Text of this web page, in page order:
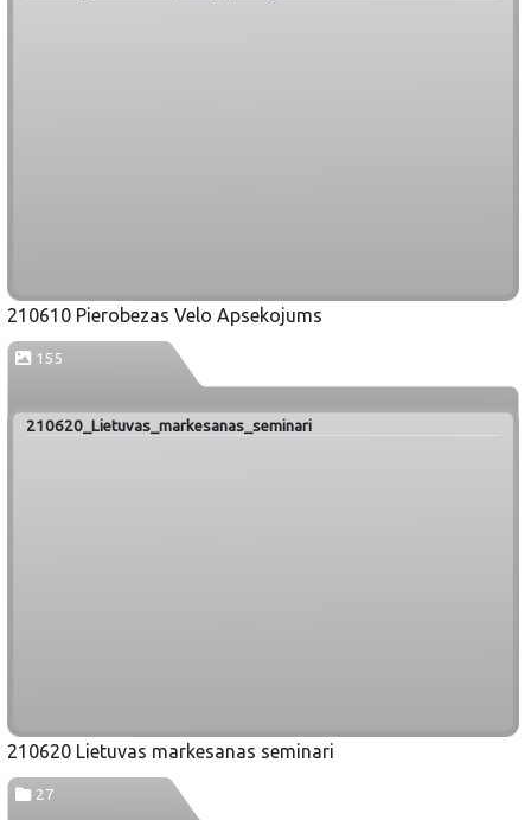
210610 Pierobezas Velo Apsekojums
155
210620_Lietuvas_markesanas_seminari
210620 Lietuvas markesanas seminari
27